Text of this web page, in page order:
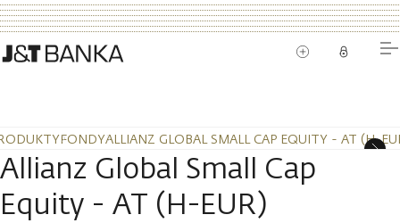
FONDYALLIANZ GLOBAL SMALL CAP EQUITY - AT (H-
Allianz Global Small Cap
Equity - AT (H-EUR)